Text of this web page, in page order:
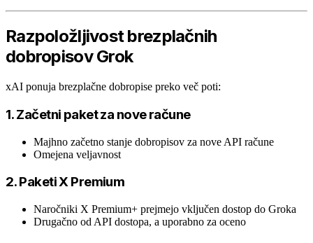
Razpoložljivost brezplačnih
dobropisov Grok
xAI ponuja brezplačne dobropise preko več poti:
1. Začetni paket za nove račune
Majhno začetno stanje dobropisov za nove API račune
Omejena veljavnost
2. Paketi X Premium
Naročniki X Premium+ prejmejo vključen dostop do Groka
Drugačno od API dostopa, a uporabno za oceno